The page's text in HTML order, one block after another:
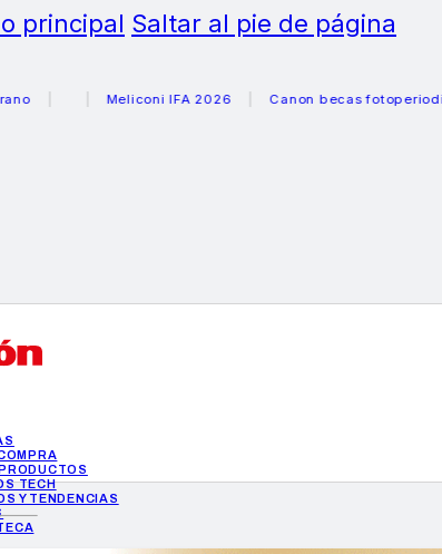
principal Saltar al pie de página
Meliconi IFA 2026 Canon becas fotoperiodismo
TECH
Y TENDENCIAS